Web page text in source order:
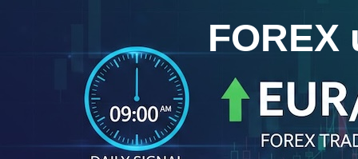
FOREX